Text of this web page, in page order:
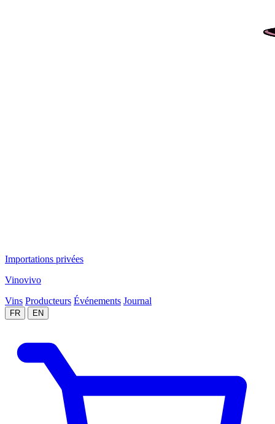
Importations privées
Vinovivo
Vins Producteurs Événements Journal
FR EN